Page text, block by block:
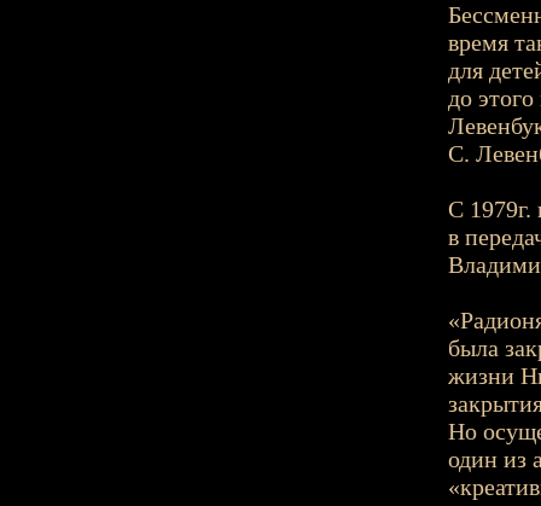
время
для
до
С.
С
в
была
жизни
Но
один из